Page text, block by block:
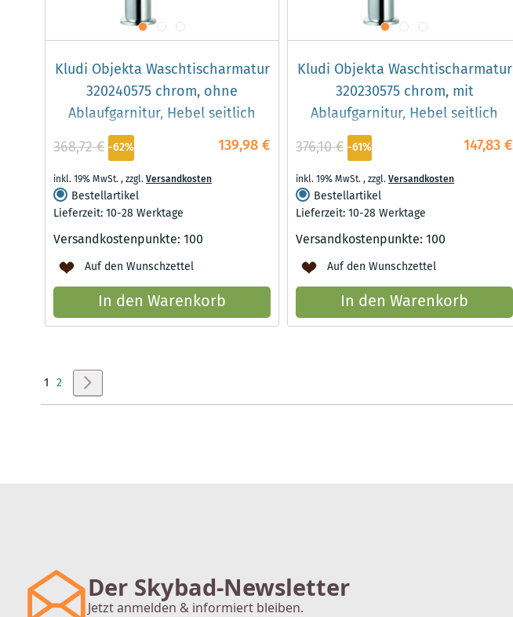
Kludi Objekta Waschtischarmatur
320240575 chrom, ohne
Ablaufgarnitur, Hebel seitlich
139,98 €
368,72 € -62%
inkl. 19% MwSt.,zzgl.Versandkosten
Bestellartikel
Lieferzeit: 10-28 Werktage
Versandkostenpunkte: 100
Auf den Wunschzettel
In den Warenkorb
Kludi Objekta Waschtischarmatur
320230575 chrom, mit
Ablaufgarnitur, Hebel seitlich
147,83 €
376,10 € -61%
inkl. 19% MwSt.,zzgl.Versandkosten
Bestellartikel
Lieferzeit: 10-28 Werktage
Versandkostenpunkte: 100
Auf den Wunschzettel
In den Warenkorb
Seite
Sie lesen gerade Seite
1 Seite
2
Der Skybad-Newsletter
Jetzt anmelden & informiert bleiben.